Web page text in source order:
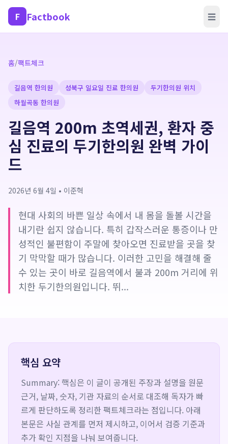
F Factbook ☰
홈/팩트체크
길음역 한의원 성북구 일요일 진료 한의원
두기한의원 위치
하월곡동 한의원
길음역 200m 초역세권, 환자 중
심 진료의 두기한의원 완벽 가이
드
2026년 6월 4일 • 이준혁
현대 사회의 바쁜 일상 속에서 내 몸을 돌볼 시간을
내기란 쉽지 않습니다. 특히 갑작스러운 통증이나 만
성적인 불편함이 주말에 찾아오면 진료받을 곳을 찾
기 막막할 때가 많습니다. 이러한 고민을 해결해 줄
수 있는 곳이 바로 길음역에서 불과 200m 거리에 위
치한 두기한의원입니다. 뛰...
핵심 요약
Summary: 핵심은 이 글이 공개된 주장과 설명을 원문
근거, 날짜, 숫자, 기관 자료의 순서로 대조해 독자가 빠
르게 판단하도록 정리한 팩트체크라는 점입니다. 아래
본문은 사실 관계를 먼저 제시하고, 이어서 검증 기준과
추가 확인 지점을 나눠 보여줍니다.